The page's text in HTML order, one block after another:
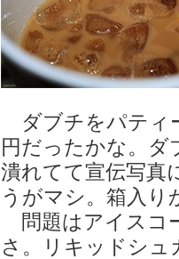
ダブチをパティ
円だったかな。ダ
潰れてて宣伝写真
うがマシ。箱入り
問題はアイスコ
さ。リキッドシュ